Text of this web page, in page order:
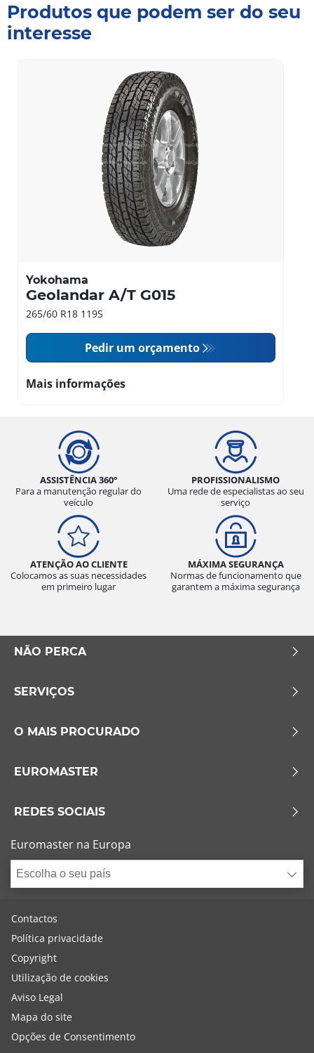
Produtos que podem ser do seu
interesse
Yokohama
Geolandar A/T G015
265/60 R18 119S
Pedir um orçamento
Mais informações
ASSISTÊNCIA 360°
Para a manutenção regular do
veículo
PROFISSIONALISMO
Uma rede de especialistas ao seu
serviço
ATENÇÃO AO CLIENTE
Colocamos as suas necessidades
em primeiro lugar
MÁXIMA SEGURANÇA
Normas de funcionamento que
garantem a máxima segurança
NÃO PERCA
SERVIÇOS
O MAIS PROCURADO
EUROMASTER
REDES SOCIAIS
Euromaster na Europa
Escolha o seu país
Contactos
Política privacidade
Copyright
Utilização de cookies
Aviso Legal
Mapa do site
Opções de Consentimento